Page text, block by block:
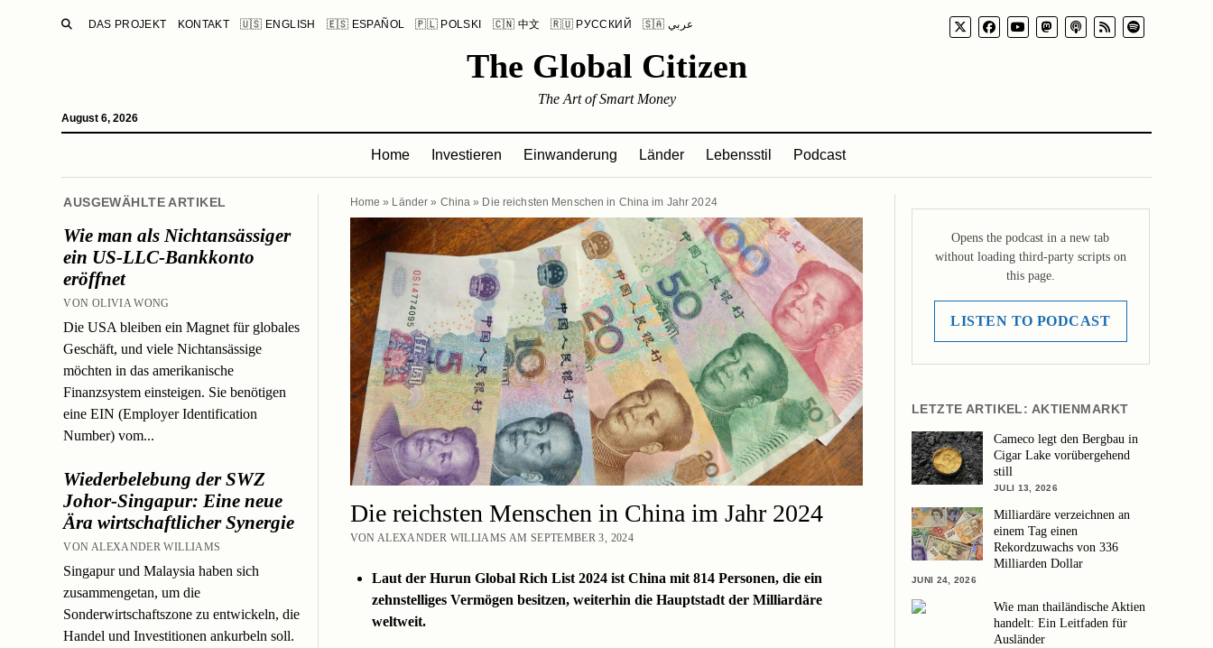
SUCHE
DAS PROJEKT KONTAKT 🇺🇸 ENGLISH 🇪🇸 ESPAÑOL 🇵🇱 POLSKI 🇨🇳 中文 🇷🇺 РУССКИЙ 🇸🇦 عربي
The Global Citizen
August 6, 2026
The Art of Smart Money
Home Investieren Einwanderung Länder Lebensstil Podcast
AUSGEWÄHLTE ARTIKEL
Wie man als Nichtansässiger
ein US-LLC-Bankkonto
eröffnet
VON OLIVIA WONG
Die USA bleiben ein Magnet für globales
Geschäft, und viele Nichtansässige
möchten in das amerikanische
Finanzsystem einsteigen. Sie benötigen
eine EIN (Employer Identification
Number) vom...
Wiederbelebung der SWZ
Johor-Singapur: Eine neue
Ära wirtschaftlicher Synergie
VON ALEXANDER WILLIAMS
Singapur und Malaysia haben sich
zusammengetan, um die
Sonderwirtschaftszone zu entwickeln, die
Handel und Investitionen ankurbeln soll.
Home » Länder » China » Die reichsten Menschen in China im Jahr 2024
Die reichsten Menschen in China im Jahr 2024
VON ALEXANDER WILLIAMS AM SEPTEMBER 3, 2024
Laut der Hurun Global Rich List 2024 ist China mit 814 Personen, die ein
zehnstelliges Vermögen besitzen, weiterhin die Hauptstadt der Milliardäre
weltweit.
Opens the podcast in a new tab
without loading third-party scripts on
this page.
LISTEN TO PODCAST
LETZTE ARTIKEL: AKTIENMARKT
Cameco legt den Bergbau in
Cigar Lake vorübergehend
still
JULI 13, 2026
Milliardäre verzeichnen an
einem Tag einen
Rekordzuwachs von 336
Milliarden Dollar
JUNI 24, 2026
Wie man thailändische Aktien
handelt: Ein Leitfaden für
Ausländer